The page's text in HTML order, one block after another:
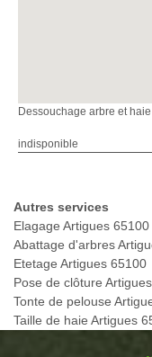
Dessouchage arbre et
indisponible
Autres services
Elagage Artigues 65100
Abattage d'arbres
Etetage Artigues 65100
Pose de clôture
Tonte de pelouse
Taille de haie Artigues